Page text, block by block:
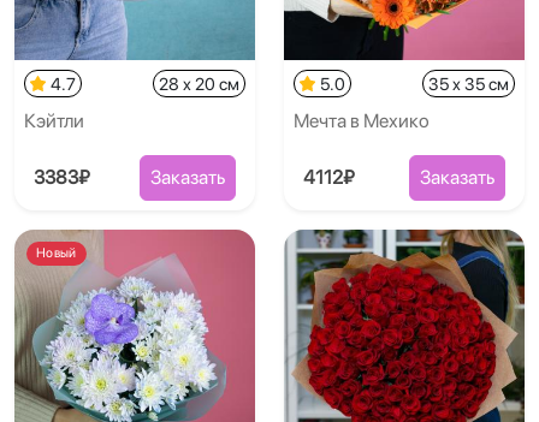
4.7 28 x 20 см
Кэйтли
3383₽ Заказать
5.0 35 x 35 см
Мечта в Мехико
4112₽ Заказать
Новый